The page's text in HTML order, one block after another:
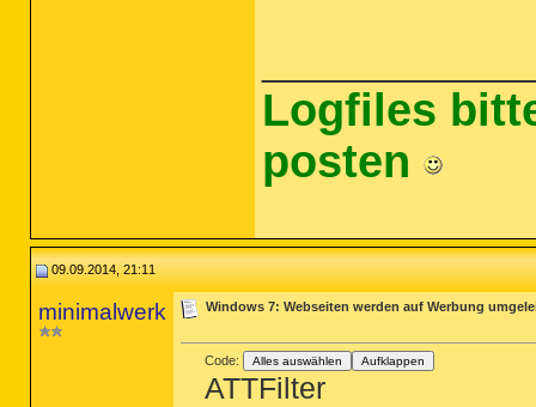
Logfiles
posten
09.09.2014, 21:11
minimalwerk Windows 7: Webseiten werden auf Werbung
Code: Alles auswählen Aufklappen
ATTFilter